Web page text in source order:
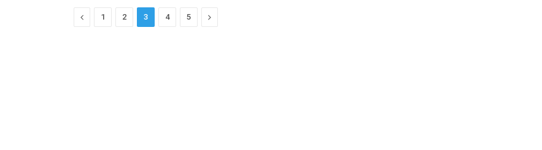
Previous
1 2 3 4 5 Next